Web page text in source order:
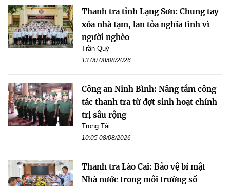
Thanh tra tỉnh Lạng Sơn: Chung tay
xóa nhà tạm, lan tỏa nghĩa tình vì
người nghèo
Trần Quý
13:00 08/08/2026
Công an Ninh Bình: Nâng tầm công
tác thanh tra từ đợt sinh hoạt chính
trị sâu rộng
Trọng Tài
10:05 08/08/2026
Thanh tra Lào Cai: Bảo vệ bí mật
Nhà nước trong môi trường số